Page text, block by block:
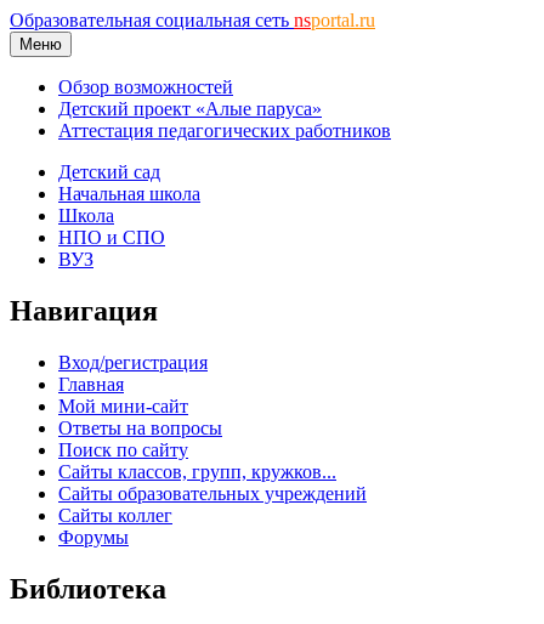
Образовательная социальная сеть nsportal.ru
Меню
Обзор возможностей
Детский проект «Алые паруса»
Аттестация педагогических работников
Детский сад
Начальная школа
Школа
НПО и СПО
ВУЗ
Навигация
Вход/регистрация
Главная
Мой мини-сайт
Ответы на вопросы
Поиск по сайту
Сайты классов, групп, кружков...
Сайты образовательных учреждений
Сайты коллег
Форумы
Библиотека